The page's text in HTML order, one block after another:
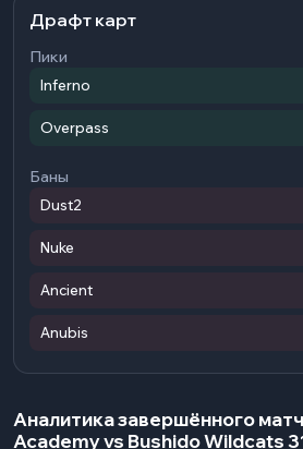
Драфт карт
Пики
Inferno
Overpass
Баны
Dust2
Nuke
Ancient
Anubis
Аналитика завершённого
Academy vs Bushido Wildcats